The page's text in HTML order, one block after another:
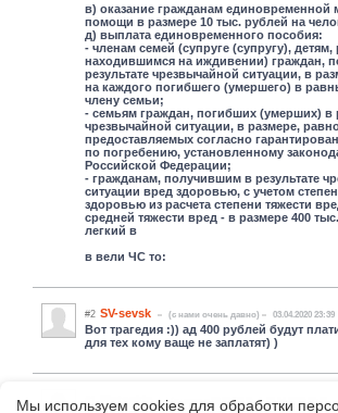
в) оказание гражданам единовременной
помощи в размере 10 тыс. рублей на
д) выплата единовременного пособия:
- членам семей (супруге (супругу),
находившимся на иждивении) граждан,
результате чрезвычайной ситуации, в
на каждого погибшего (умершего) в
члену семьи;
- семьям граждан, погибших (умерших) в
чрезвычайной ситуации, в размере,
предоставляемых согласно
по погребению, установленному
Российской Федерации;
- гражданам, получившим в результате
ситуации вред здоровью, с учетом
здоровью из расчета степени тяжести
средней тяжести вред - в размере 400
легкий в
в вели ЧС то:
#2 SV-sevsk (c нами очень давно) 03.04.2020 23:39
Вот трагедия :)) ад 400 рублей будут
для тех кому ваще не заплатят) )
(c нами с 09.02.2019)
Мы используем cookies для обработки